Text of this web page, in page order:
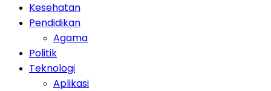
Kesehatan
Pendidikan
Agama
Politik
Teknologi
Aplikasi